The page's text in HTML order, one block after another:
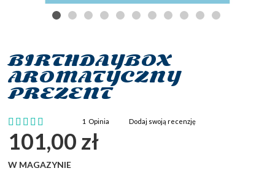
BIRTHDAYBOX
AROMATYCZNY
PREZENT
Ocena:
100
% of100
1 Opinia Dodaj swoją recenzję
101,00 zł
W MAGAZYNIE
Przejdź
na
początek
galerii